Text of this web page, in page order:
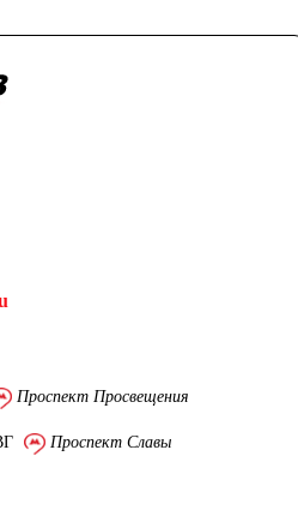
Проспект Просвещения
Проспект Славы